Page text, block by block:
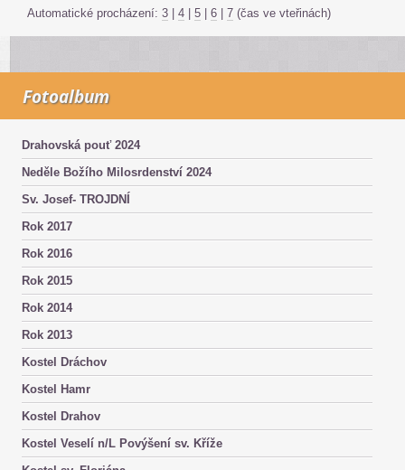
Automatické procházení: 3 4 5 6 7 (čas ve vteřinách)
Fotoalbum
Drahovská pouť 2024
Neděle Božího Milosrdenství 2024
Sv. Josef- TROJDNÍ
Rok 2017
Rok 2016
Rok 2015
Rok 2014
Rok 2013
Kostel Dráchov
Kostel Hamr
Kostel Drahov
Kostel Veselí n/L Povýšení sv. Kříže